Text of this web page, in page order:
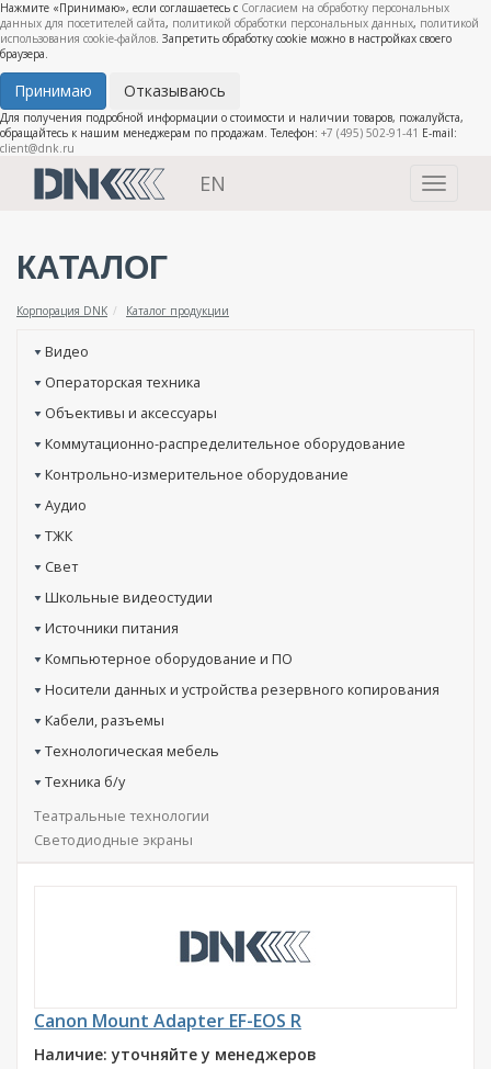
Нажмите «Принимаю», если соглашаетесь с Согласием на обработку персональных
данных для посетителей сайта, политикой обработки персональных данных, политикой
использования cookie-файлов. Запретить обработку cookie можно в настройках своего
браузера.
Принимаю Отказываюсь
Для получения подробной информации о стоимости и наличии товаров, пожалуйста,
обращайтесь к нашим менеджерам по продажам. Телефон: +7 (495) 502-91-41 E-mail:
client@dnk.ru
Toggle
EN
КАТАЛОГ
Корпорация DNK Каталог продукции
Видео
Операторская техника
Объективы и аксессуары
Коммутационно-распределительное оборудование
Контрольно-измерительное оборудование
Аудио
ТЖК
Свет
Школьные видеостудии
Источники питания
Компьютерное оборудование и ПО
Носители данных и устройства резервного копирования
Кабели, разъемы
Технологическая мебель
Техника б/у
Театральные технологии
Светодиодные экраны
Canon Mount Adapter EF-EOS R
Наличие: уточняйте у менеджеров